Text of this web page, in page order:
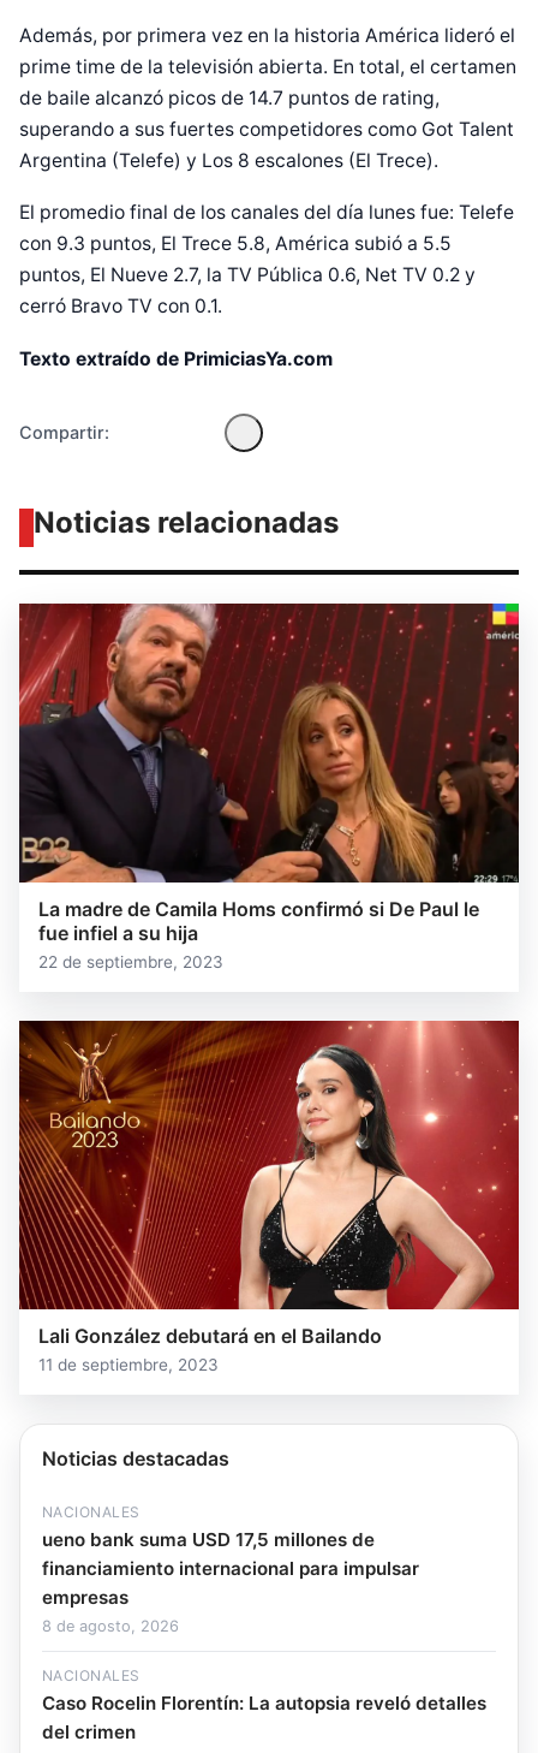
Además, por primera vez en la historia América lideró el
prime time de la televisión abierta. En total, el certamen
de baile alcanzó picos de 14.7 puntos de rating,
superando a sus fuertes competidores como Got Talent
Argentina (Telefe) y Los 8 escalones (El Trece).
El promedio final de los canales del día lunes fue: Telefe
con 9.3 puntos, El Trece 5.8, América subió a 5.5
puntos, El Nueve 2.7, la TV Pública 0.6, Net TV 0.2 y
cerró Bravo TV con 0.1.
Texto extraído de PrimiciasYa.com
Compartir:
Diseñado por Shiro
Noticias relacionadas
La madre de Camila Homs confirmó si De Paul le
fue infiel a su hija
22 de septiembre, 2023
Lali González debutará en el Bailando
11 de septiembre, 2023
Noticias destacadas
NACIONALES
ueno bank suma USD 17,5 millones de
financiamiento internacional para impulsar
empresas
8 de agosto, 2026
NACIONALES
Caso Rocelin Florentín: La autopsia reveló detalles
del crimen